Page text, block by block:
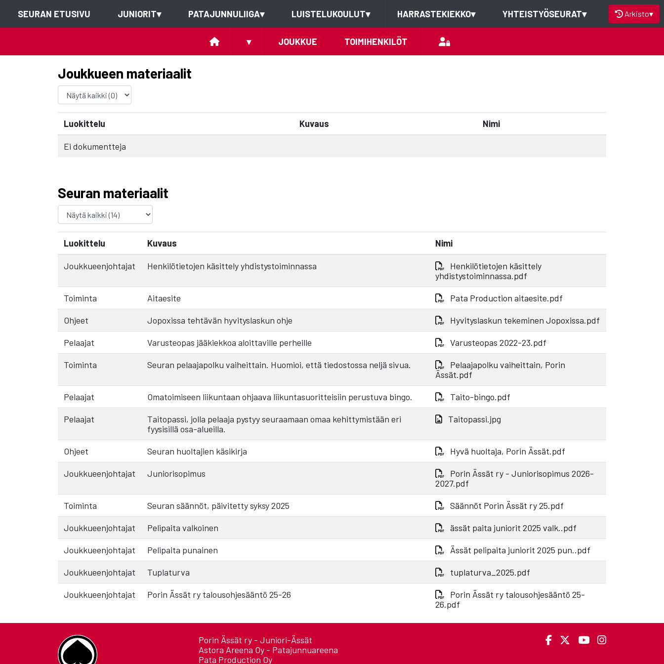
SEURAN ETUSIVU JUNIORIT▾ PATAJUNNULIIGA▾ LUISTELUKOULUT▾ HARRASTEKIEKKO▾ YHTEISTYÖSEURAT▾ Arkisto▾
▾ JOUKKUE TOIMIHENKILÖT
Joukkueen materiaalit
Luokittelu Kuvaus Nimi
Ei dokumentteja
Seuran materiaalit
Luokittelu Kuvaus Nimi
Joukkueenjohtajat Henkilötietojen käsittely yhdistystoiminnassa
Henkilötietojen käsittely
yhdistystoiminnassa.pdf
Toiminta Aitaesite Pata Production aitaesite.pdf
Ohjeet Jopoxissa tehtävän hyvityslaskun ohje Hyvityslaskun tekeminen Jopoxissa.pdf
Pelaajat Varusteopas jääkiekkoa aloittaville perheille Varusteopas 2022-23.pdf
Toiminta Seuran pelaajapolku vaiheittain. Huomioi, että tiedostossa neljä sivua.
Pelaajapolku vaiheittain, Porin
Ässät.pdf
Pelaajat Omatoimiseen liikuntaan ohjaava liikuntasuoritteisiin perustuva bingo. Taito-bingo.pdf
Pelaajat
Taitopassi, jolla pelaaja pystyy seuraamaan omaa kehittymistään eri
fyysisillä osa-alueilla.
Taitopassi.jpg
Ohjeet Seuran huoltajien käsikirja Hyvä huoltaja, Porin Ässät.pdf
Joukkueenjohtajat Juniorisopimus
Porin Ässät ry - Juniorisopimus 2026-
2027.pdf
Toiminta Seuran säännöt, päivitetty syksy 2025 Säännöt Porin Ässät ry 25.pdf
Joukkueenjohtajat Pelipaita valkoinen ässät paita juniorit 2025 valk..pdf
Joukkueenjohtajat Pelipaita punainen Ässät pelipaita juniorit 2025 pun..pdf
Joukkueenjohtajat Tuplaturva tuplaturva_2025.pdf
Joukkueenjohtajat Porin Ässät ry talousohjesääntö 25-26
Porin Ässät ry talousohjesääntö 25-
26.pdf
Porin Ässät ry - Juniori-Ässät
Astora Areena Oy - Patajunnuareena
Pata Production Oy